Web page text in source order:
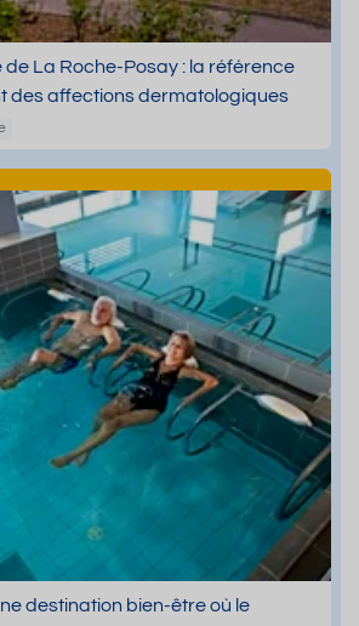
La Roche-Posay : la référence
des affections dermatologiques
destination bien-être où le